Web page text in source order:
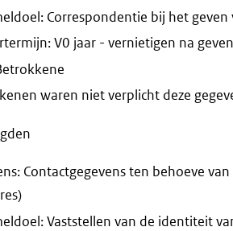
Correspondentie bij het geven
V0 jaar - vernietigen na
waren niet verplicht deze
Contactgegevens ten behoeve
Vaststellen van de identiteit